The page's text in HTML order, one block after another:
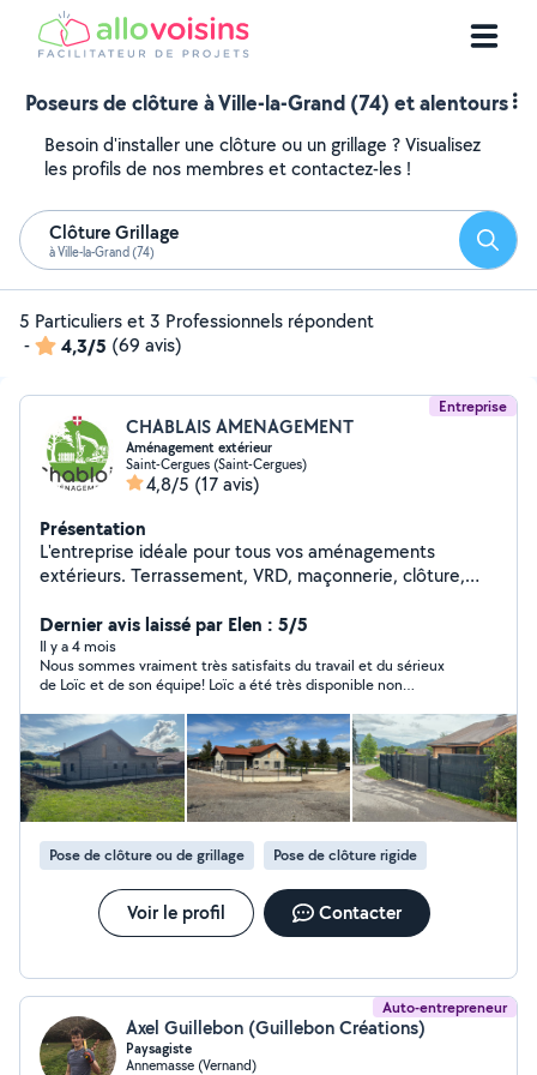
Poseurs de clôture à Ville-la-Grand (74) et alentours
Besoin d'installer une clôture ou un grillage ? Visualisez
les profils de nos membres et contactez-les !
Clôture Grillage
à Ville-la-Grand (74)
5 Particuliers et 3 Professionnels répondent
-
4,3/5 (69 avis)
Entreprise
CHABLAIS AMENAGEMENT
Aménagement extérieur
Saint-Cergues (Saint-Cergues)
4,8/5 (17 avis)
Présentation
L'entreprise idéale pour tous vos aménagements
extérieurs. Terrassement, VRD, maçonnerie, clôture,
est notre objectif permanent ! N'hésitez pas à me
contacter je ferai au mieux pour répondre à vos
demandes ! Si vous souhaitez voir nos réalisations,
n'hésitez pas à vous rendre sur notre page Facebook
Dernier avis laissé par Elen : 5/5
Il y a 4 mois
Nous sommes vraiment très satisfaits du travail et du sérieux
de Loïc et de son équipe! Loïc a été très disponible non
projet et surtout après, pour les finitions. L’équipe a bien pris le
temps et le soin de faire un travail de qualité, on voyait qu’ils
réfléchissaient vraiment à trouver la meilleure solution
possible, même lors d’imprévus. Nous recommandons sans
hésiter Chablais Aménagement et nous avons même transmis
leurs coordonnées à nos proches et voisins :) Bravo!
Pose de clôture ou de grillage
Pose de clôture rigide
Voir le profil Contacter
Auto-entrepreneur
Axel Guillebon (Guillebon Créations)
Paysagiste
Annemasse (Vernand)